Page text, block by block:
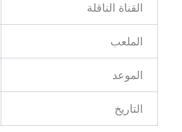
القناة الناقلة
الملعب
الموعد
التاريخ